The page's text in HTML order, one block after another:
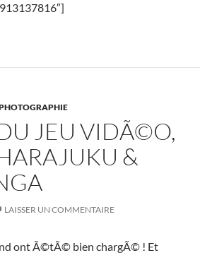
JEU VIDÃ©O,
&
LAISSER UN COMMENTAIRE
ont Ã©tÃ© bien chargÃ© ! Et